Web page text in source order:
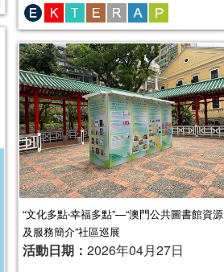
“文化多點‧幸福多點”—“澳門公共圖書館資源
及服務簡介”社區巡展
活動日期： 2026年04月27日